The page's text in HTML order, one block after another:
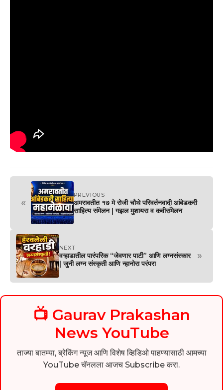
«
PREVIOUS
अमरावतीत १७ मे रोजी चौथे परिवर्तनवादी आंबेडकरी
साहित्य संमेलन | गझल मुशायरा व कवीसंमेलन
NEXT
वऱ्हाडातील पारंपरिक “जेवणार पाटी” आणि लग्नसंस्कार
| जुनी लग्न संस्कृती आणि न्हानोरा परंपरा
»
📺 Gaurav Prakashan
News YouTube
ताज्या बातम्या, ब्रेकिंग न्यूज आणि विशेष व्हिडिओ पाहण्यासाठी आमच्या
YouTube चॅनलला आजच Subscribe करा.